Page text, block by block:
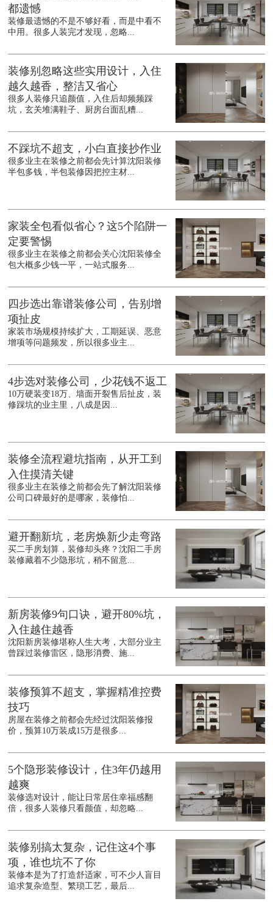
都遗憾
装修最遗憾的不是不够好看，而是中看不
中用。很多人装完才发现，忽略...
装修别忽略这些实用设计，入住
越久越香，整洁又省心
很多人装修只追颜值，入住后却频频踩
坑，玄关堆满鞋子、厨房台面乱糟...
不踩坑不超支，小白直接抄作业
很多业主在装修之前都会先计算沈阳装修
半包多钱，半包装修因把控主材...
家装全包看似省心？这5个陷阱一
定要警惕
很多业主在装修之前都会关心沈阳装修全
包大概多少钱一平，一站式服务...
四步选出靠谱装修公司，告别增
项扯皮
家装市场规模持续扩大，工期延误、恶意
增项等问题频发，所以很多业主...
4步选对装修公司，少花钱不返工
10万硬装变18万、墙面开裂售后扯皮，装
修踩坑的业主里，八成是因...
装修全流程避坑指南，从开工到
入住摸清关键
很多业主在装修之前都会先了解沈阳装修
公司口碑最好的是哪家，装修怕...
避开翻新坑，老房焕新少走弯路
买二手房划算，装修却头疼？沈阳二手房
装修藏着不少隐形坑，稍不留意...
新房装修9句口诀，避开80%坑，
入住越住越香
沈阳新房装修堪称人生大考，大部分业主
曾踩过装修雷区，隐形消费、施...
装修预算不超支，掌握精准控费
技巧
房屋在装修之前都会先经过沈阳装修报
价，预算10万装成15万是很多...
5个隐形装修设计，住3年仍越用
越爽
装修选对设计，能让日常居住幸福感翻
倍，很多人装修只看颜值，却忽略...
装修别搞太复杂，记住这4个事
项，谁也坑不了你
装修本是为了打造舒适家，可不少人盲目
追求复杂造型、繁琐工艺，最后...